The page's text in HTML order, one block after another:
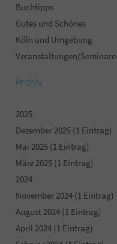
Buchtipps
Gutes und Schönes
Köln und Umgebung
Veranstaltungen/Seminare
Archiv
2025
Dezember 2025 (1 Eintrag)
Mai 2025 (1 Eintrag)
März 2025 (1 Eintrag)
2024
November 2024 (1 Eintrag)
August 2024 (1 Eintrag)
April 2024 (1 Eintrag)